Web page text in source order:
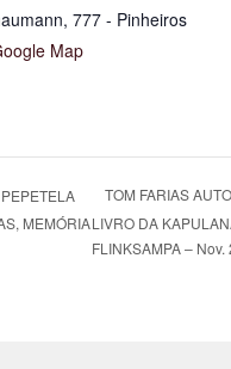
777 - Pinheiros
Map
MEMÓRIA
TOM FARIAS
LIVRO DA
FLINKSAMPA – Nov.